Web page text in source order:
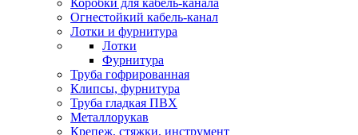
Коробки для кабель-канала
Огнестойкий кабель-канал
Лотки и фурнитура
Лотки
Фурнитура
Труба гофрированная
Клипсы, фурнитура
Труба гладкая ПВХ
Металлорукав
Крепеж, стяжки, инструмент